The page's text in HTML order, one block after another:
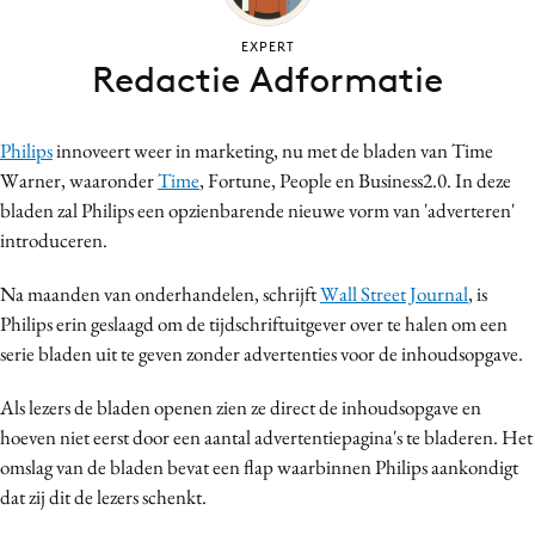
Craft
Customer Experience
Data & Insights
Digital transformation
Diversiteit
Gedragsverandering
Influencer marketing
Interne communicatie
Philipsinnoveert weer in marketing, nu met de bladen van Time
Warner, waaronderTime, Fortune, People en Business2.0. In deze
bladen zal Philips een opzienbarende nieuwe vorm van 'adverteren'
introduceren.
Na maanden van onderhandelen, schrijftWall Street Journal, is
Philips erin geslaagd om de tijdschriftuitgever over te halen om een
serie bladen uit te geven zonder advertenties voor de inhoudsopgave.
Als lezers de bladen openen zien ze direct de inhoudsopgave en
hoeven niet eerst door een aantal advertentiepagina's te bladeren. Het
omslag van de bladen bevat een flap waarbinnen Philips aankondigt
dat zij dit de lezers schenkt.
EXPERT
Redactie Adformatie